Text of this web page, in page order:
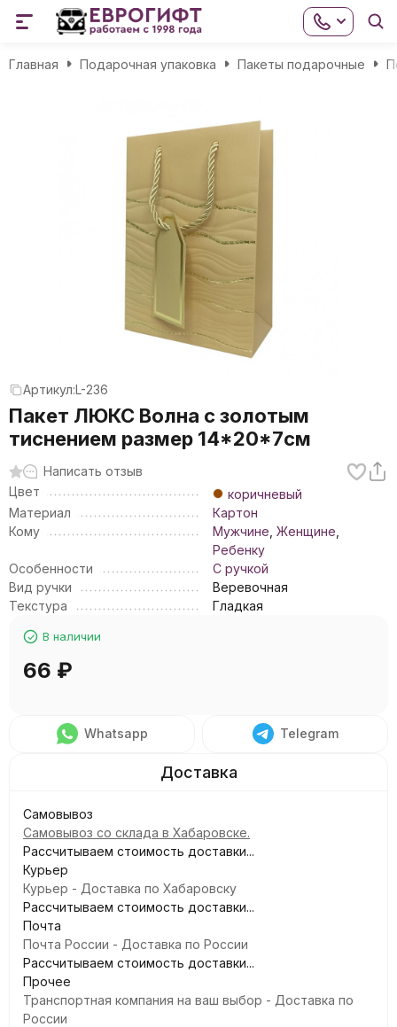
Главная Подарочная упаковка Пакеты подарочные
Артикул:L-236
Пакет ЛЮКС Волна с золотым
тиснением размер 14*20*7см
Написать отзыв
Цвет
коричневый
Материал
Картон
Кому
Мужчине Женщине
Ребенку
Особенности
С ручкой
Вид ручки
Веревочная
Текстура
Гладкая
В наличии
66 ₽
Whatsapp Telegram
Самовывоз
Самовывоз со склада в Хабаровске.
Рассчитываем стоимость доставки...
Курьер
Курьер - Доставка по Хабаровску
Рассчитываем стоимость доставки...
Почта
Почта России - Доставка по России
Рассчитываем стоимость доставки...
Прочее
Транспортная компания на ваш выбор - Доставка по
России